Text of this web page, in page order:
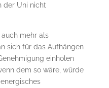
der Uni nicht
mehr als
sich für das Aufhängen
einholen
dem so wäre, würde